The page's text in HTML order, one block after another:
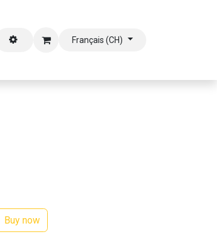
Français (CH)
Buy now